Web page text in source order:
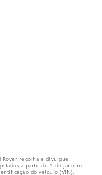
Rover recolha e divulgue
a partir de 1 de janeiro
do veículo (VIN),